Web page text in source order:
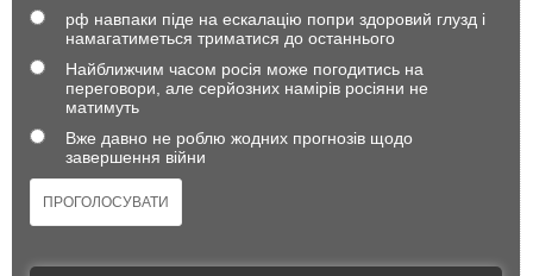
рф навпаки піде на ескалацію попри здоровий глузд і
намагатиметься триматися до останнього
Найближчим часом росія може погодитись на
переговори, але серйозних намірів росіяни не
матимуть
Вже давно не роблю жодних прогнозів щодо
завершення війни